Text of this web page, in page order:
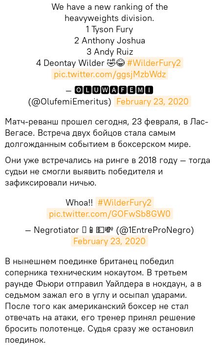
We have a new ranking of the
heavyweights division.
1 Tyson Fury
2 Anthony Joshua
3 Andy Ruiz
4 Deontay Wilder 🤣😂 #WilderFury2
pic.twitter.com/ggsjMzbWdz
— 🅾🅻🆄🆆🅰🅵🅴🅼🅸
(@OlufemiEmeritus) February 23, 2020
​Матч-реванш прошел сегодня, 23 февраля, в Лас-
Вегасе. Встреча двух бойцов стала самым
долгожданным событием в боксерском мире.
Они уже встречались на ринге в 2018 году — тогда
судьи не смогли выявить победителя и
зафиксировали ничью.
Whoa!! #WilderFury2
pic.twitter.com/GOFwSb8GW0
— Negrotiator 📱💵💸 (@1EntreProNegro)
February 23, 2020
​В нынешнем поединке британец победил
соперника техническим нокаутом. В третьем
раунде Фьюри отправил Уайлдера в нокдаун, а в
седьмом зажал его в углу и осыпал ударами.
После того как американский боксер не стал
отвечать на атаки, его тренер принял решение
бросить полотенце. Судья сразу же остановил
поединок.